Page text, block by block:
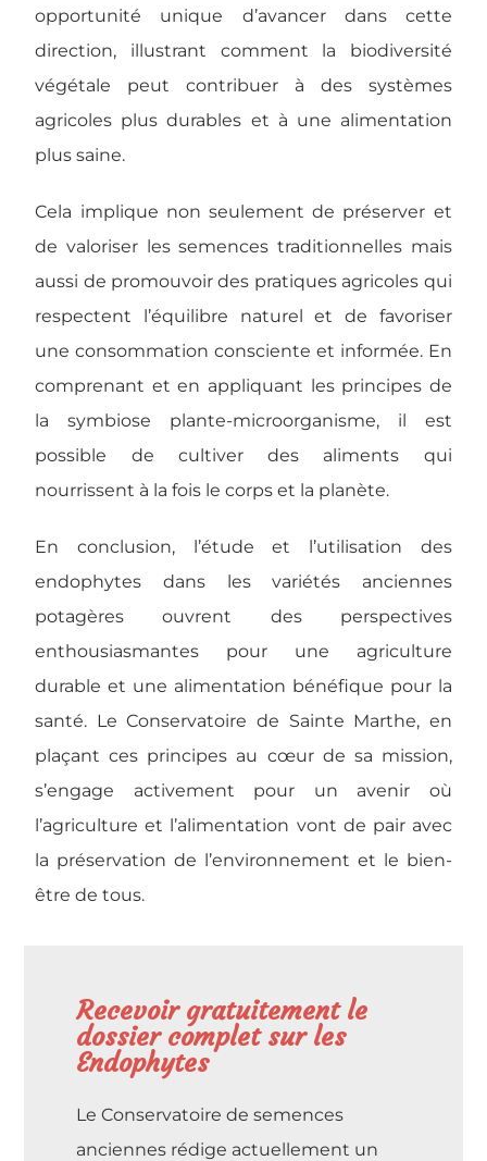
opportunité unique d’avancer dans cette
direction, illustrant comment la biodiversité
végétale peut contribuer à des systèmes
agricoles plus durables et à une alimentation
plus saine.
Cela implique non seulement de préserver et
de valoriser les semences traditionnelles mais
aussi de promouvoir des pratiques agricoles qui
respectent l’équilibre naturel et de favoriser
une consommation consciente et informée. En
comprenant et en appliquant les principes de
la symbiose plante-microorganisme, il est
possible de cultiver des aliments qui
nourrissent à la fois le corps et la planète.
En conclusion, l’étude et l’utilisation des
endophytes dans les variétés anciennes
potagères ouvrent des perspectives
enthousiasmantes pour une agriculture
durable et une alimentation bénéfique pour la
santé. Le Conservatoire de Sainte Marthe, en
plaçant ces principes au cœur de sa mission,
s’engage activement pour un avenir où
l’agriculture et l’alimentation vont de pair avec
la préservation de l’environnement et le bien-
être de tous.
Recevoir gratuitement le
dossier complet sur les
Endophytes​
Le Conservatoire de semences
anciennes rédige actuellement un